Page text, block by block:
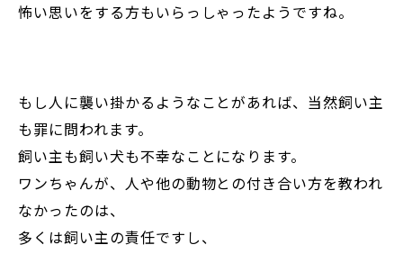
怖い思いをする方もいらっしゃったようですね。
もし人に襲い掛かるようなことがあれば、当然飼い主
も罪に問われます。
飼い主も飼い犬も不幸なことになります。
ワンちゃんが、人や他の動物との付き合い方を教われ
なかったのは、
多くは飼い主の責任ですし、